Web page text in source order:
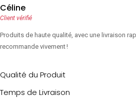
Céline
Client vérifié
Produits de haute qualité, avec une livraison
recommande vivement !
Qualité du Produit
Temps de Livraison